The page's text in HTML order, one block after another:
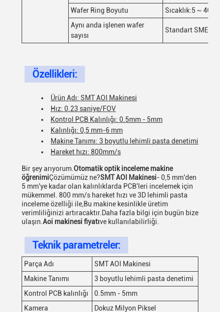
Wafer Ring Boyutu
Sıcaklık:5 ~ 40 °
Aynı anda işlenen wafer
sayısı
Standart
Özellikleri:
Ürün Adı: SMT AOI Makinesi
Hız: 0.23 saniye/FOV
Kontrol PCB Kalınlığı: 0.5mm - 5mm
Kalınlığı: 0,5 mm-6 mm
Makine Tanımı: 3 boyutlu lehimli pasta denetimi
Hareket hızı: 800mm/s
Bir şey arıyorum. Otomatik optik inceleme makine
öğrenimiÇözümümüz ne?SMT AOI Makinesi- 0,5 mm'den
5 mm'ye kadar olan kalınlıklarda PCB'leri incelemek için
mükemmel. 800 mm/s hareket hızı ve 3D lehimli pasta
inceleme özelliği ile,Bu makine kesinlikle üretim
verimliliğinizi artıracaktır.Daha fazla bilgi için bugün bize
ulaşın. Aoi makinesi fiyatıve kullanılabilirliği.
Teknik parametreler:
Parça Adı
SMT AOI Makinesi
Makine Tanımı
3 boyutlu lehimli pasta denetimi
Kontrol PCB kalınlığı
0.5mm - 5mm
Kamera
Dokuz Milyon Piksel